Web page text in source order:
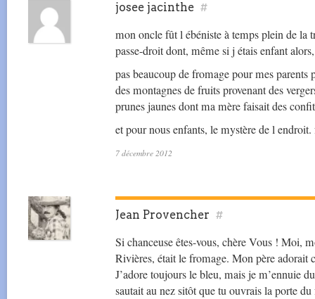
josee jacinthe #
mon oncle fût l ébéniste à temps plein de la
passe-droit dont, même si j étais enfant
pas beaucoup de fromage pour mes parents
des montagnes de fruits provenant des
prunes jaunes dont ma mère faisait des
et pour nous enfants, le mystère de l
7 décembre 2012
Jean Provencher #
Si chanceuse êtes-vous, chère Vous ! Moi,
Rivières, était le fromage. Mon père adorait
J’adore toujours le bleu, mais je m’ennuie
sautait au nez sitôt que tu ouvrais la porte